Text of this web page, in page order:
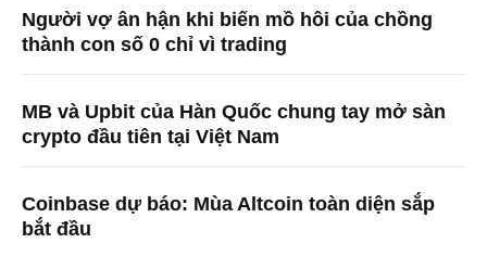
Người vợ ân hận khi biến mồ hôi của chồng
thành con số 0 chỉ vì trading
MB và Upbit của Hàn Quốc chung tay mở sàn
crypto đầu tiên tại Việt Nam
Coinbase dự báo: Mùa Altcoin toàn diện sắp
bắt đầu